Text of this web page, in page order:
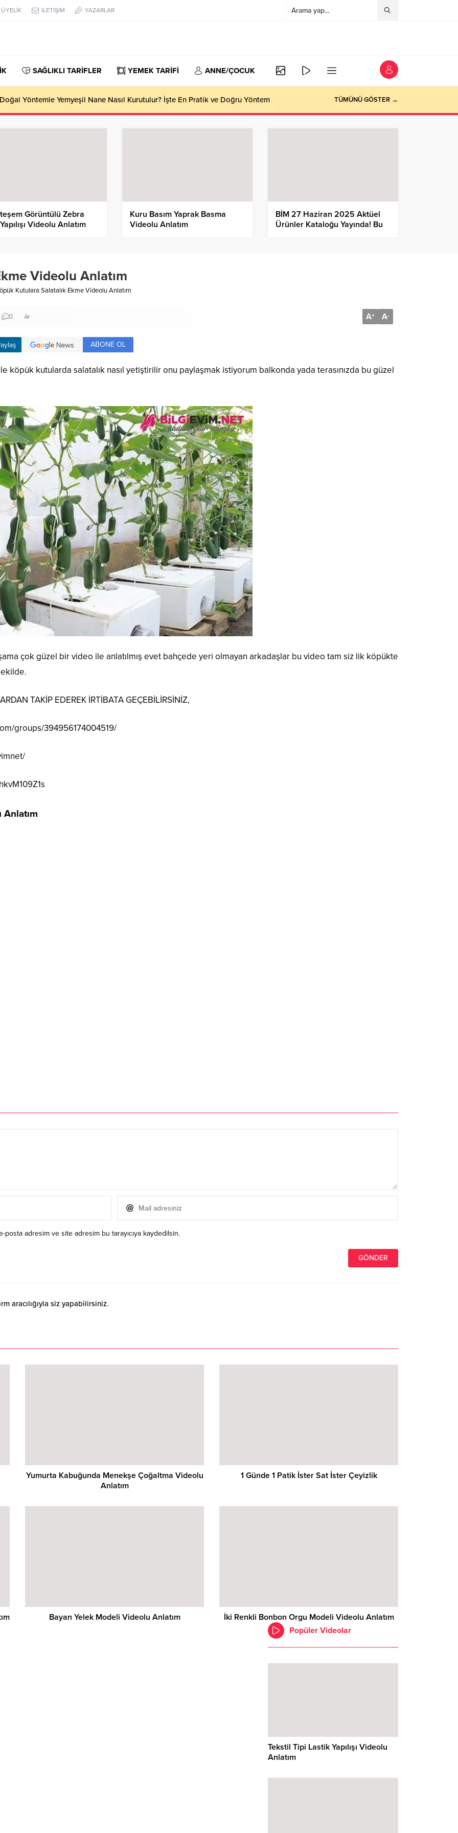
ÜYELİK İLETİŞİM YAZARLAR
SAĞLIKLI TARİFLER YEMEK TARİFİ ANNE/ÇOCUK
Yöntemle Yemyeşil Nane Nasıl Kurutulur? İşte En Pratik ve Doğru Yöntem TÜMÜNÜ GÖSTER →
Görüntülü Zebra
Videolu Anlatım
Kuru Basım Yaprak Basma
Videolu Anlatım
BİM 27 Haziran 2025 Aktüel
Ürünler Kataloğu Yayında! Bu
Videolu Anlatım
Kutulara Salatalık Ekme Videolu Anlatım
0 A+ A-
ABONE OL
kutularda salatalık nasıl yetiştirilir onu paylaşmak istiyorum balkonda yada terasınızda bu güzel
çok güzel bir video ile anlatılmış evet bahçede yeri olmayan arkadaşlar bu video tam siz lik köpükte
TAKİP EDEREK İRTİBATA GEÇEBİLİRSİNİZ,
groups/394956174004519/
posta adresim ve site adresim bu tarayıcıya kaydedilsin.
aracılığıyla siz yapabilirsiniz.
Yumurta Kabuğunda Menekşe Çoğaltma Videolu
Anlatım
1 Günde 1 Patik İster Sat İster Çeyizlik
Bayan Yelek Modeli Videolu Anlatım
İki Renkli Bonbon Orgu Modeli Videolu Anlatım
Popüler Videolar
Tekstil Tipi Lastik Yapılışı Videolu
Anlatım